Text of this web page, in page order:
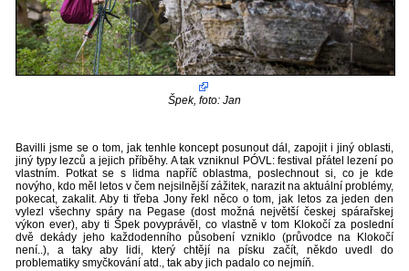
Špek, foto: Jan
Bavilli jsme se o tom, jak tenhle koncept posunout dál, zapojit i jiný oblasti,
jiný typy lezců a jejich příběhy. A tak vzniknul PÓVL: festival přátel lezení po
vlastním. Potkat se s lidma napříč oblastma, poslechnout si, co je kde
novýho, kdo měl letos v čem nejsilnější zážitek, narazit na aktuální problémy,
pokecat, zakalit. Aby ti třeba Jony řekl něco o tom, jak letos za jeden den
vylezl všechny spáry na Pegase (dost možná největší českej spárařskej
výkon ever), aby ti Špek povyprávěl, co vlastně v tom Klokočí za poslední
dvě dekády jeho každodenního působení vzniklo (průvodce na Klokočí
není..), a taky aby lidi, který chtějí na písku začít, někdo uvedl do
problematiky smyčkování atd., tak aby jich padalo co nejmíň.